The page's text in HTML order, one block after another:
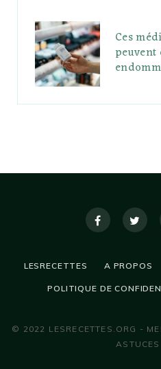
Ces
peuvent
LESRECETTES A PROPOS
POLITIQUE DE
© 2022 LESRECETTES.ORG -